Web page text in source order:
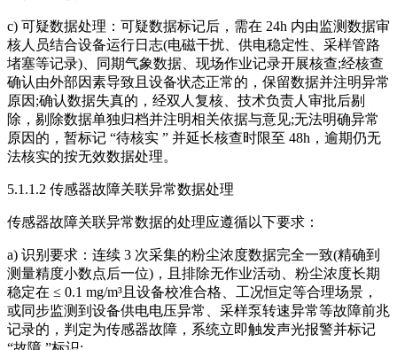
c) 可疑数据处理：可疑数据标记后，需在 24h 内由监测数据审
核人员结合设备运行日志(电磁干扰、供电稳定性、采样管路
堵塞等记录)、同期气象数据、现场作业记录开展核查;经核查
确认由外部因素导致且设备状态正常的，保留数据并注明异常
原因;确认数据失真的，经双人复核、技术负责人审批后剔
除，剔除数据单独归档并注明相关依据与意见;无法明确异常
原因的，暂标记 “待核实 ” 并延长核查时限至 48h，逾期仍无
法核实的按无效数据处理。
5.1.1.2 传感器故障关联异常数据处理
传感器故障关联异常数据的处理应遵循以下要求：
a) 识别要求：连续 3 次采集的粉尘浓度数据完全一致(精确到
测量精度小数点后一位)，且排除无作业活动、粉尘浓度长期
稳定在 ≤ 0.1 mg/m³且设备校准合格、工况恒定等合理场景，
或同步监测到设备供电电压异常、采样泵转速异常等故障前兆
记录的，判定为传感器故障，系统立即触发声光报警并标记